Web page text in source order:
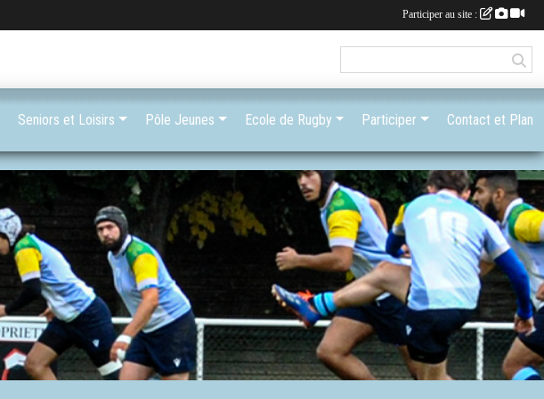
Seniors et Loisirs Pôle Jeunes Ecole de Rugby Participer Contact et Plan
Participer au site :